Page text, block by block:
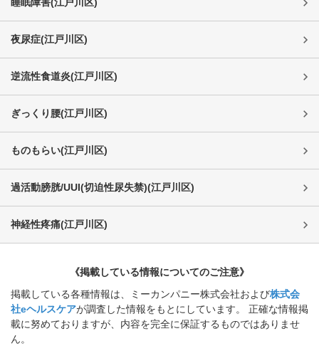
睡眠障害(江戸川区)
夜尿症(江戸川区)
逆流性食道炎(江戸川区)
ぎっくり腰(江戸川区)
ものもらい(江戸川区)
過活動膀胱/UUI(切迫性尿失禁)(江戸川区)
神経性疼痛(江戸川区)
《掲載している情報についてのご注意》
掲載している各種情報は、ミーカンパニー株式会社および株式会
社eヘルスケアが調査した情報をもとにしています。 正確な情報掲
載に努めておりますが、内容を完全に保証するものではありませ
ん。